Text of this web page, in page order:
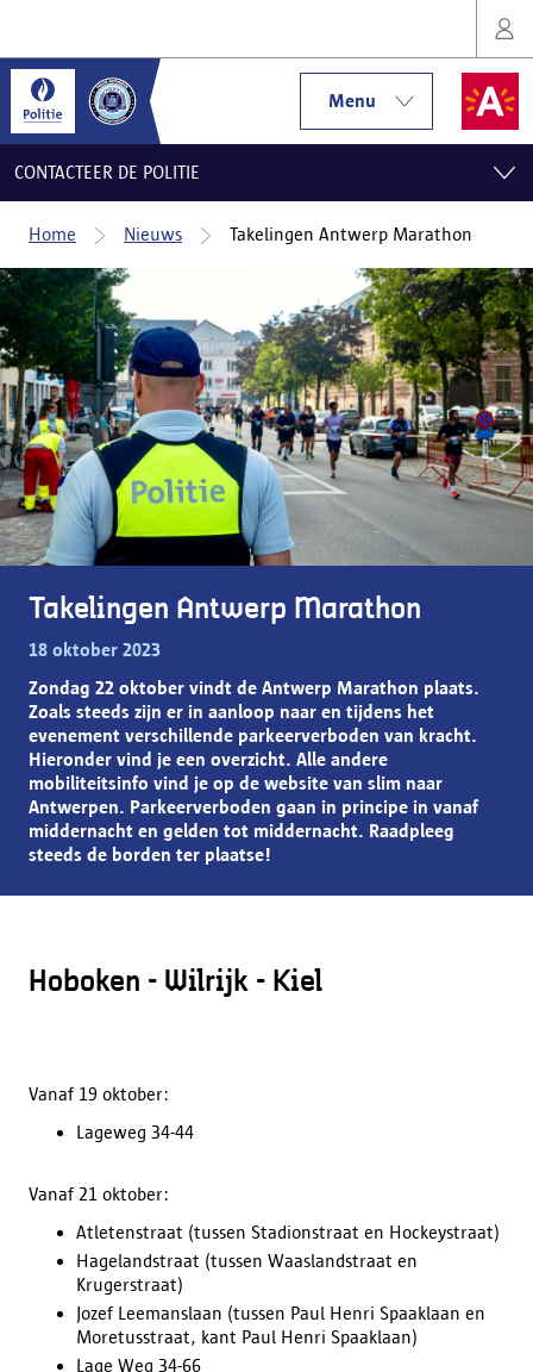
Menu
CONTACTEER DE POLITIE
Home Nieuws Takelingen Antwerp Marathon
Takelingen Antwerp Marathon
18 oktober 2023
Zondag 22 oktober vindt de Antwerp Marathon plaats.
Zoals steeds zijn er in aanloop naar en tijdens het
evenement verschillende parkeerverboden van kracht.
Hieronder vind je een overzicht. Alle andere
mobiliteitsinfo vind je op de website van slim naar
Antwerpen. Parkeerverboden gaan in principe in vanaf
middernacht en gelden tot middernacht. Raadpleeg
steeds de borden ter plaatse!
Hoboken - Wilrijk - Kiel
Vanaf 19 oktober:
Lageweg 34-44
Vanaf 21 oktober:
Atletenstraat (tussen Stadionstraat en Hockeystraat)
Hagelandstraat (tussen Waaslandstraat en
Krugerstraat)
Jozef Leemanslaan (tussen Paul Henri Spaaklaan en
Moretusstraat, kant Paul Henri Spaaklaan)
Lage Weg 34-66